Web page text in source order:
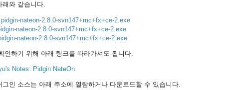
래와 같습니다.
pidgin-nateon-2.8.0-svn147+mc+fx+ce-2.exe
nateon-2.8.0-svn147+mc+fx+ce-2.exe
nateon-2.8.0-svn147+mc+fx+ce-2.exe
인하기 위해 아래 링크를 따라가셔도 됩니다.
Notes: Pidgin NateOn
그인 소스는 아래 주소에 열람하거나 다운로드할 수 있습니다.